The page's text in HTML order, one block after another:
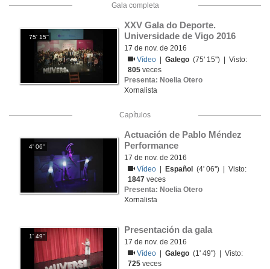
Gala completa
75' 15''
XXV Gala do Deporte.
Universidade de Vigo 2016
17 de nov. de 2016
Vídeo
|Galego (75' 15'') | Visto:
805 veces
Presenta: Noelia Otero
Xornalista
Capítulos
4' 06''
Actuación de Pablo Méndez
Performance
17 de nov. de 2016
Vídeo
Español
(4' 06'') | Visto:
1847 veces
Presenta: Noelia Otero
Xornalista
1' 49''
Presentación da gala
17 de nov. de 2016
Vídeo
|Galego (1' 49'') | Visto:
725 veces